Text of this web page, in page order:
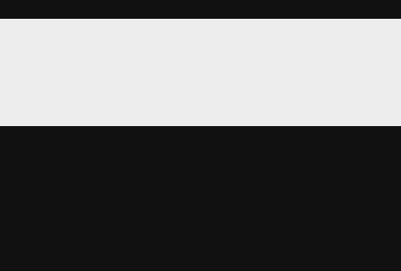
Обитель зла 4:
Морские котики
Мир зомби 2